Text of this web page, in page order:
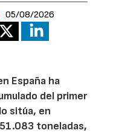
05/08/2026
España ha
del primer
sitúa, en
toneladas,